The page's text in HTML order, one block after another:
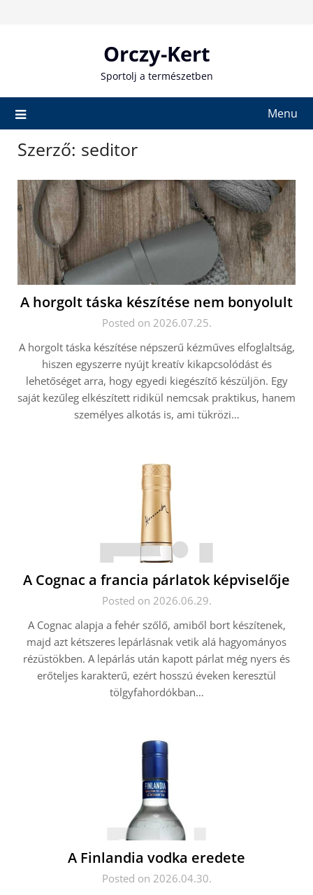
Orczy-Kert
Sportolj a természetben
Menu
Szerző: seditor
A horgolt táska készítése nem bonyolult
Posted on 2026.07.25.
A horgolt táska készítése népszerű kézműves elfoglaltság,
hiszen egyszerre nyújt kreatív kikapcsolódást és
lehetőséget arra, hogy egyedi kiegészítő készüljön. Egy
saját kezűleg elkészített ridikül nemcsak praktikus, hanem
személyes alkotás is, ami tükrözi…
A Cognac a francia párlatok képviselője
Posted on 2026.06.29.
A Cognac alapja a fehér szőlő, amiből bort készítenek,
majd azt kétszeres lepárlásnak vetik alá hagyományos
rézüstökben. A lepárlás után kapott párlat még nyers és
erőteljes karakterű, ezért hosszú éveken keresztül
tölgyfahordókban…
A Finlandia vodka eredete
Posted on 2026.04.30.